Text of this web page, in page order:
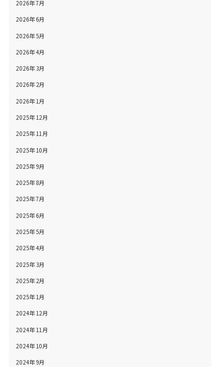
2026年7月
2026年6月
2026年5月
2026年4月
2026年3月
2026年2月
2026年1月
2025年12月
2025年11月
2025年10月
2025年9月
2025年8月
2025年7月
2025年6月
2025年5月
2025年4月
2025年3月
2025年2月
2025年1月
2024年12月
2024年11月
2024年10月
2024年9月